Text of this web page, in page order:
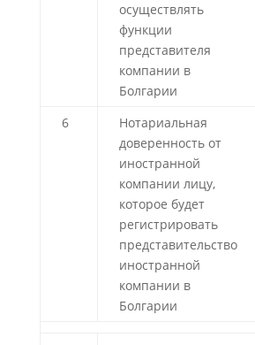
осуществлять
функции
представителя
компании в
Болгарии
6
Нотариальная
доверенность от
иностранной
компании лицу,
которое будет
регистрировать
представительство
иностранной
компании в
Болгарии